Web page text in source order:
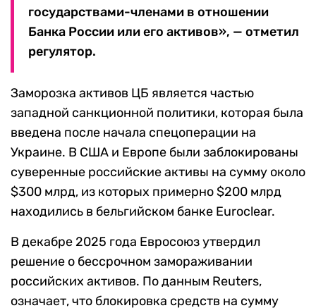
государствами-членами в отношении
Банка России или его активов», — отметил
регулятор.
Заморозка активов ЦБ является частью
западной санкционной политики, которая была
введена после начала спецоперации на
Украине. В США и Европе были заблокированы
суверенные российские активы на сумму около
$300 млрд, из которых примерно $200 млрд
находились в бельгийском банке Euroclear.
В декабре 2025 года Евросоюз утвердил
решение о бессрочном замораживании
российских активов. По данным Reuters,
означает, что блокировка средств на сумму